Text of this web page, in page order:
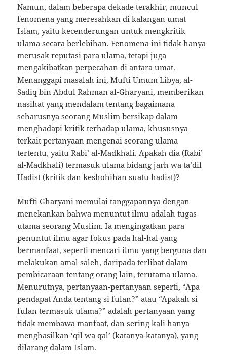
Namun, dalam beberapa dekade terakhir, muncul
fenomena yang meresahkan di kalangan umat
Islam, yaitu kecenderungan untuk mengkritik
ulama secara berlebihan. Fenomena ini tidak hanya
merusak reputasi para ulama, tetapi juga
mengakibatkan perpecahan di antara umat.
Menanggapi masalah ini, Mufti Umum Libya, al-
Sadiq bin Abdul Rahman al-Gharyani, memberikan
nasihat yang mendalam tentang bagaimana
seharusnya seorang Muslim bersikap dalam
menghadapi kritik terhadap ulama, khususnya
terkait pertanyaan mengenai seorang ulama
tertentu, yaitu Rabi’ al-Madkhali. Apakah dia (Rabi’
al-Madkhali) termasuk ulama bidang jarh wa ta’dil
Hadist (kritik dan keshohihan suatu hadist)?
Mufti Gharyani memulai tanggapannya dengan
menekankan bahwa menuntut ilmu adalah tugas
utama seorang Muslim. Ia mengingatkan para
penuntut ilmu agar fokus pada hal-hal yang
bermanfaat, seperti mencari ilmu yang berguna dan
melakukan amal saleh, daripada terlibat dalam
pembicaraan tentang orang lain, terutama ulama.
Menurutnya, pertanyaan-pertanyaan seperti, “Apa
pendapat Anda tentang si fulan?” atau “Apakah si
fulan termasuk ulama?” adalah pertanyaan yang
tidak membawa manfaat, dan sering kali hanya
menghasilkan ‘qil wa qal’ (katanya-katanya), yang
dilarang dalam Islam.